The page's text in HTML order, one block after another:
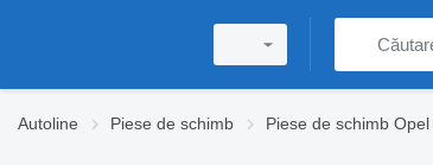
Autoline Piese de schimb Piese de schimb Opel